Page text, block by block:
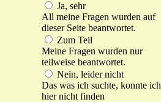
Ja, sehr
All meine Fragen wurden auf
dieser Seite beantwortet.
Zum Teil
Meine Fragen wurden nur
teilweise beantwortet.
Nein, leider nicht
Das was ich suchte, konnte ich
hier nicht finden